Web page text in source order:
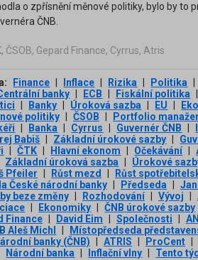
o zpřísnění měnové politiky, bylo by to
ČNB.
ČSOB, Gepard Finance, Cyrrus, Atris
Finance Inflace Rizika Politika
banky ECB Fiskální politika
Banky Úroková sazba EU
politiky
ČSOB
Portfolio
Banka Cyrrus Guvernér ČNB
Babiš Základní úrokové sazby
ČTK Hlavní ekonom Očekávání
Základní úroková sazba
Úrokové
Pfeiler Růst mezd
Růst
České národní banky
Předseda
beze změny Rozhodování Vývoj
Ekonomiky
ČNB úrokové sazby
Finance David Eim Společnosti
Aleš Michl
Místopředseda
banky (ČNB)
ATRIS ProCent
Národní banka
Inflační vlny Tento